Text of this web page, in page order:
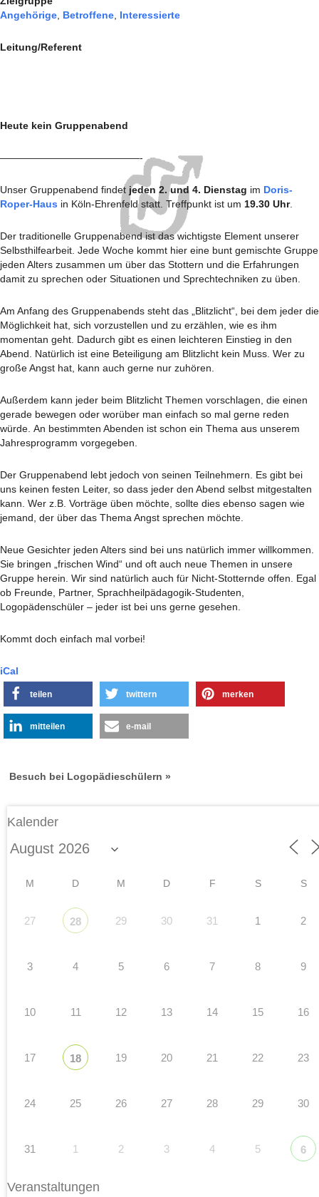
Angehörige Betroffene Interessierte
Leitung/Referent
Heute kein Gruppenabend
——————————————-
Unser Gruppenabend findet jeden 2. und 4. Dienstag im Doris-
Roper-Haus in Köln-Ehrenfeld statt. Treffpunkt ist um 19.30 Uhr.
Der traditionelle Gruppenabend ist das wichtigste Element unserer
Selbsthilfearbeit. Jede Woche kommt hier eine bunt gemischte Gruppe
jeden Alters zusammen um über das Stottern und die Erfahrungen
damit zu sprechen oder Situationen und Sprechtechniken zu üben.
Am Anfang des Gruppenabends steht das „Blitzlicht“, bei dem jeder die
Möglichkeit hat, sich vorzustellen und zu erzählen, wie es ihm
momentan geht. Dadurch gibt es einen leichteren Einstieg in den
Abend. Natürlich ist eine Beteiligung am Blitzlicht kein Muss. Wer zu
große Angst hat, kann auch gerne nur zuhören.
Außerdem kann jeder beim Blitzlicht Themen vorschlagen, die einen
gerade bewegen oder worüber man einfach so mal gerne reden
würde. An bestimmten Abenden ist schon ein Thema aus unserem
Jahresprogramm vorgegeben.
Der Gruppenabend lebt jedoch von seinen Teilnehmern. Es gibt bei
uns keinen festen Leiter, so dass jeder den Abend selbst mitgestalten
kann. Wer z.B. Vorträge üben möchte, sollte dies ebenso sagen wie
jemand, der über das Thema Angst sprechen möchte.
Neue Gesichter jeden Alters sind bei uns natürlich immer willkommen.
Sie bringen „frischen Wind“ und oft auch neue Themen in unsere
Gruppe herein. Wir sind natürlich auch für Nicht-Stotternde offen. Egal
ob Freunde, Partner, Sprachheilpädagogik-Studenten,
Logopädenschüler – jeder ist bei uns gerne gesehen.
Kommt doch einfach mal vorbei!
iCal
teilen twittern merken
mitteilen e-mail
Besuch bei Logopädieschülern »
Kalender
M D M D F S S
27 28 29 30 31 1 2
3 4 5 6 7 8 9
10 11 12 13 14 15 16
17 18 19 20 21 22 23
24 25 26 27 28 29 30
31 1 2 3 4 5 6
Veranstaltungen